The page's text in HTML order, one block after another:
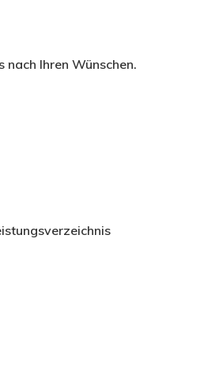
nach Ihren Wünschen.